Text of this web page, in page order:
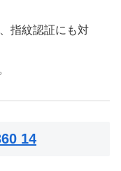
指紋認証にも対
14